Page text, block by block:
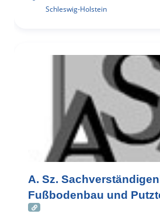
Schleswig-Holstein
A. Sz.
Fußbodenbau und